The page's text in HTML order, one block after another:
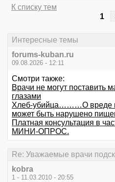
К списку тем
1
Интересные темы
forums-kuban.ru
09.08.2026 - 12:11
Смотри также:
Врачи не могут поставить
глазами
Хлеб-убийца………О вреде
может быть нарушено
Платная консультация в
МИНИ-ОПРОС.
Re: Уважаемые врачи
kobra
1 - 11.03.2010 - 20:55